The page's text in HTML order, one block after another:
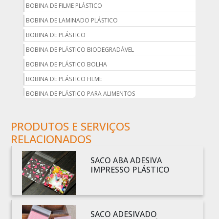
BOBINA DE FILME PLÁSTICO
BOBINA DE LAMINADO PLÁSTICO
BOBINA DE PLÁSTICO
BOBINA DE PLÁSTICO BIODEGRADÁVEL
BOBINA DE PLÁSTICO BOLHA
BOBINA DE PLÁSTICO FILME
BOBINA DE PLÁSTICO PARA ALIMENTOS
BOBINA DE PLÁSTICO PRETO
BOBINA DE PLÁSTICO TRANSPARENTE
BOBINA DE SACO PLÁSTICO
BOBINA PLÁSTICA
BOBINA PLÁSTICA PARA ESTUFA
BOBINA PLÁSTICO
BOBINA PLÁSTICO BOLHA
PRODUTOS E SERVIÇOS
RELACIONADOS
SACO ABA ADESIVA
IMPRESSO PLÁSTICO
SACO ADESIVADO